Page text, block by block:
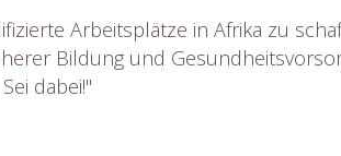
Arbeitsplätze in Afrika zu
Bildung und
dabei!"